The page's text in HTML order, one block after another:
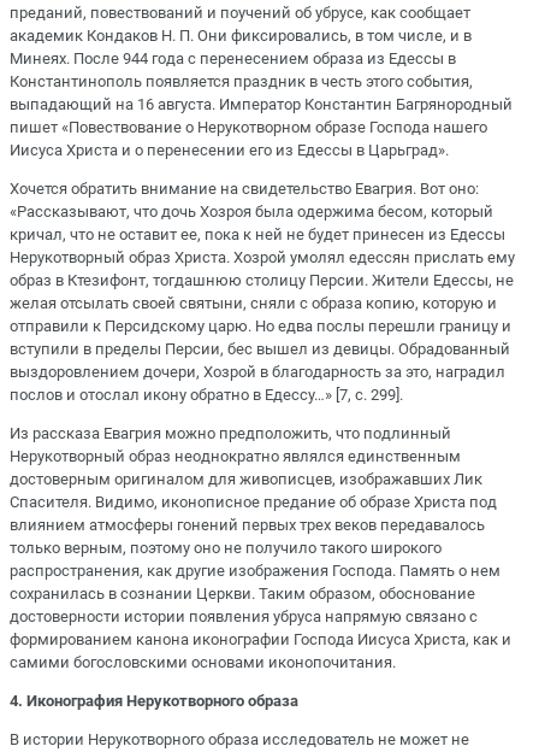
преданий, повествований и поучений об убрусе, как сообщает
академик Кондаков Н. П. Они фиксировались, в том числе, и в
Минеях. После 944 года с перенесением образа из Едессы в
Константинополь появляется праздник в честь этого события,
выпадающий на 16 августа. Император Константин Багрянородный
пишет «Повествование о Нерукотворном образе Господа нашего
Иисуса Христа и о перенесении его из Едессы в Царьград».
Хочется обратить внимание на свидетельство Евагрия. Вот оно:
«Рассказывают, что дочь Хозроя была одержима бесом, который
кричал, что не оставит ее, пока к ней не будет принесен из Едессы
Нерукотворный образ Христа. Хозрой умолял едессян прислать ему
образ в Ктезифонт, тогдашнюю столицу Персии. Жители Едессы, не
желая отсылать своей святыни, сняли с образа копию, которую и
отправили к Персидскому царю. Но едва послы перешли границу и
вступили в пределы Персии, бес вышел из девицы. Обрадованный
выздоровлением дочери, Хозрой в благодарность за это, наградил
послов и отослал икону обратно в Едессу…» [7, с. 299].
Из рассказа Евагрия можно предположить, что подлинный
Нерукотворный образ неоднократно являлся единственным
достоверным оригиналом для живописцев, изображавших Лик
Спасителя. Видимо, иконописное предание об образе Христа под
влиянием атмосферы гонений первых трех веков передавалось
только верным, поэтому оно не получило такого широкого
распространения, как другие изображения Господа. Память о нем
сохранилась в сознании Церкви. Таким образом, обоснование
достоверности истории появления убруса напрямую связано с
формированием канона иконографии Господа Иисуса Христа, как и
самими богословскими основами иконопочитания.
4. Иконография Нерукотворного образа
В истории Нерукотворного образа исследователь не может не